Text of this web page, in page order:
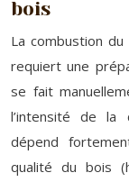
bois
La combustion du
requiert une
se fait
l’intensité de la
dépend
qualité du bois